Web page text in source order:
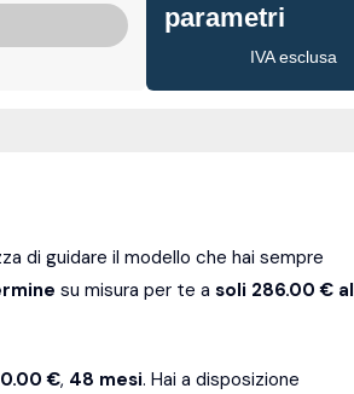
parametri
IVA esclusa
di guidare il modello che hai sempre
su misura per te asoli 286.00 € al
€, 48 mesi. Hai a disposizione